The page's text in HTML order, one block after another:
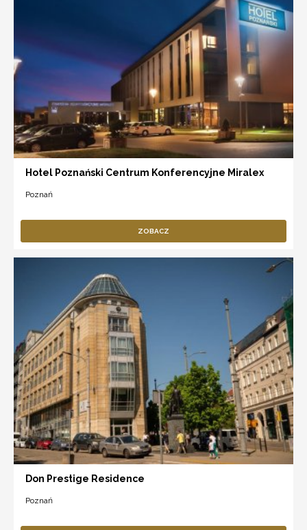
Hotel Poznański Centrum Konferencyjne Miralex
Poznań
ZOBACZ
Don Prestige Residence
Poznań